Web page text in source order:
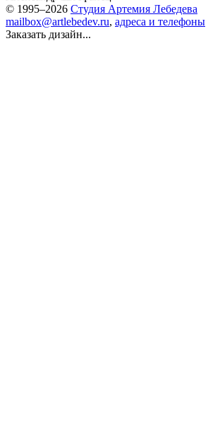
© 1995–2026 Студия Артемия Лебедева
mailbox@artlebedev.ru, адреса и телефоны
Заказать дизайн...